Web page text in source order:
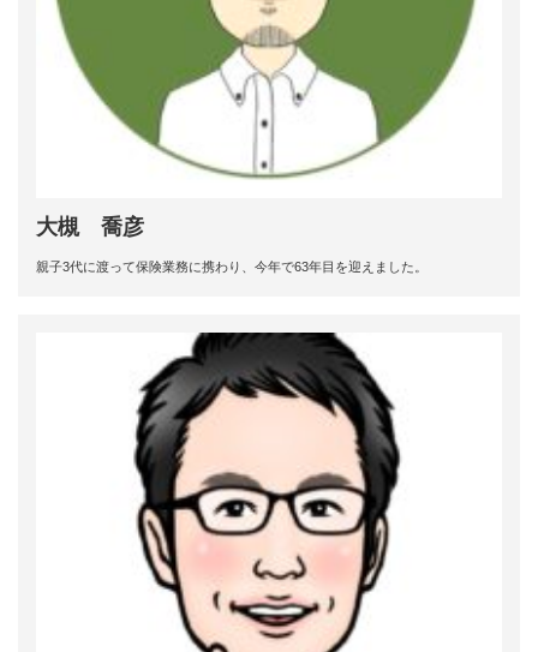
大槻 喬彦
親子3代に渡って保険業務に携わり、今年で63年目を迎えました。